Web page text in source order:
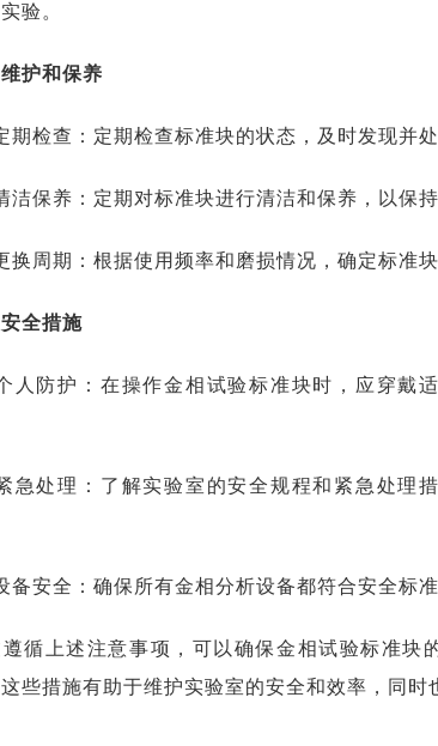
验。
护和保养
期检查：定期检查标准块的状态，及时发现并
洁保养：定期对标准块进行清洁和保养，以保
换周期：根据使用频率和磨损情况，确定标准
全措施
人防护：在操作金相试验标准块时，应穿戴
急处理：了解实验室的安全规程和紧急处理
备安全：确保所有金相分析设备都符合安全标
循上述注意事项，可以确保金相试验标准块
些措施有助于维护实验室的安全和效率，同时